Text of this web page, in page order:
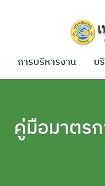
การบริหารงาน บ
คู่มือมาตร